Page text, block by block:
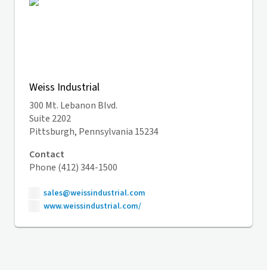
Weiss Industrial
300 Mt. Lebanon Blvd.
Suite 2202
Pittsburgh, Pennsylvania 15234
Contact
Phone (412) 344-1500
sales@weissindustrial.com
www.weissindustrial.com/